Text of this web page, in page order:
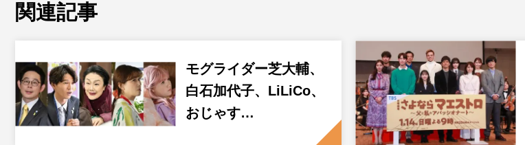
関連記事
モグライダー芝大輔、
白石加代子、LiLiCo、
おじゃす…